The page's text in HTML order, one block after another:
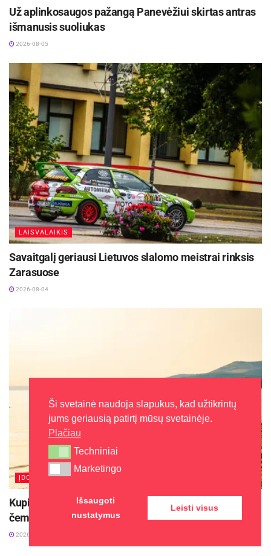
Už aplinkosaugos pažangą Panevėžiui skirtas antras
išmanusis suoliukas
2026-08-05
LAISVALAIKIS
Savaitgalį geriausi Lietuvos slalomo meistrai rinksis
Zarasuose
2026-08-04
ĮDOMU
Kupiškio mariose vyks Baltijos vandens motociklų
čempionato finalas
2026-08-04
Ši svetainė naudoja slapukus, kad užtikrintų
jums geriausią patirtį mūsų svetainėje.
Plačiau
Techniniai
Techniniai
Marketingo
Marketingo
Išsaugoti
nustatymus
Leisti visus